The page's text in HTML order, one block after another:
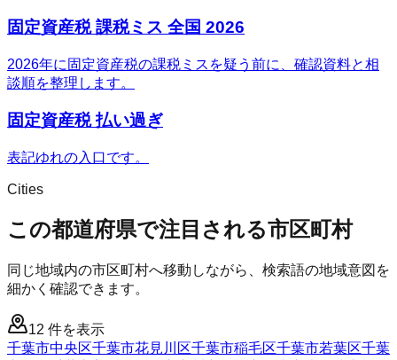
固定資産税 課税ミス 全国 2026
2026年に固定資産税の課税ミスを疑う前に、確認資料と相
談順を整理します。
固定資産税 払い過ぎ
表記ゆれの入口です。
Cities
この都道府県で注目される市区町村
同じ地域内の市区町村へ移動しながら、検索語の地域意図を
細かく確認できます。
12 件を表示
千葉市中央区千葉市花見川区千葉市稲毛区千葉市若葉区千葉